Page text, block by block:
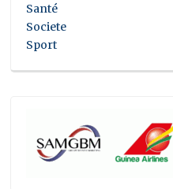
Santé
Societe
Sport